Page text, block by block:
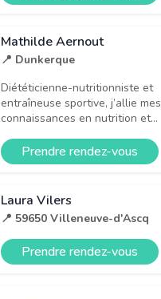
Mathilde Aernout
📍 Dunkerque
Diététicienne-nutritionniste et
entraîneuse sportive, j’allie mes
connaissances en nutrition et...
Prendre rendez-vous
Laura Vilers
📍 59650 Villeneuve-d'Ascq
Prendre rendez-vous